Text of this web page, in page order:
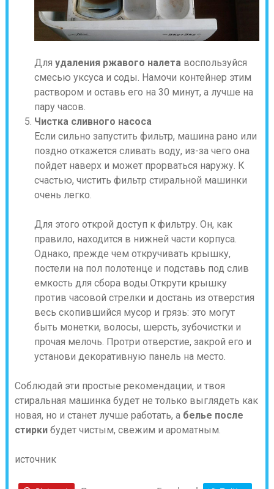
Для удаления ржавого налета воспользуйся
смесью уксуса и соды. Намочи контейнер этим
раствором и оставь его на 30 минут, а лучше на
пару часов.
Чистка сливного насоса
Если сильно запустить фильтр, машина рано или
поздно откажется сливать воду, из-за чего она
пойдет наверх и может прорваться наружу. К
счастью, чистить фильтр стиральной машинки
очень легко.
Для этого открой доступ к фильтру. Он, как
правило, находится в нижней части корпуса.
Однако, прежде чем откручивать крышку,
постели на пол полотенце и подставь под слив
емкость для сбора воды.Открути крышку
против часовой стрелки и достань из отверстия
весь скопившийся мусор и грязь: это могут
быть монетки, волосы, шерсть, зубочистки и
прочая мелочь. Протри отверстие, закрой его и
установи декоративную панель на место.
Соблюдай эти простые рекомендации, и твоя
стиральная машинка будет не только выглядеть как
новая, но и станет лучше работать, а белье после
стиркибудет чистым, свежим и ароматным.
источник